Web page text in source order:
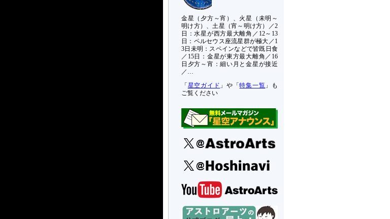
金星（夕方～宵）、火星（未明～
明け方）、土星（宵～明け方）／2
日：水星が西方最大離角／12～13
日：ペルセウス座流星群が極大／1
3日未明：スペインなどで皆既日食
／15日：金星が東方最大離角／16
日夕方～宵：細い月と金星が接近
／…
「 星空ガイド 」や「特集一覧 」も
ご覧ください